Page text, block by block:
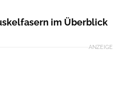
im Überblick
ANZEIGE